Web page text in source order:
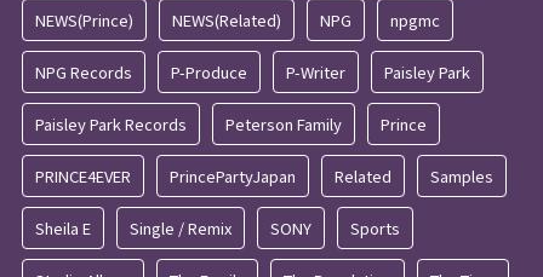
NEWS(Prince) NEWS(Related) NPG npgmc
NPG Records P-Produce P-Writer Paisley Park
Paisley Park Records Peterson Family Prince
PRINCE4EVER PrincePartyJapan Related Samples
Sheila E Single / Remix SONY Sports